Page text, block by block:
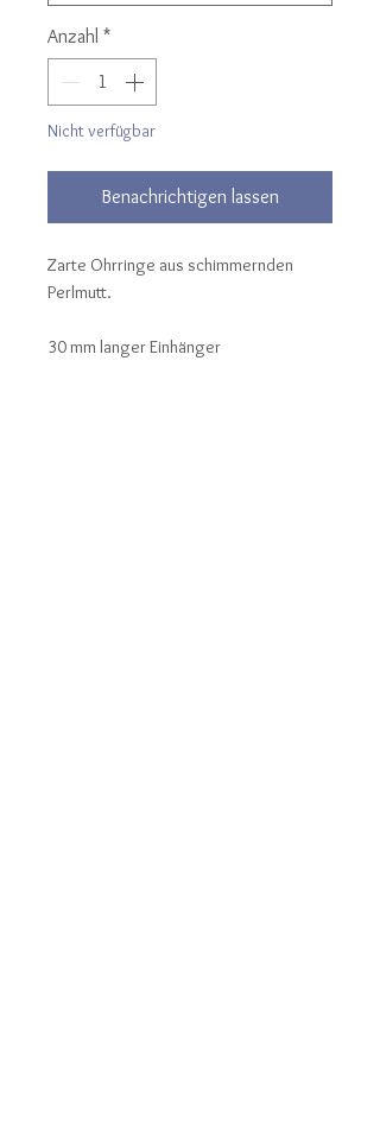
Anzahl *
Nicht verfügbar
Benachrichtigen lassen
Zarte Ohrringe aus schimmernden
Perlmutt.
30 mm langer Einhänger